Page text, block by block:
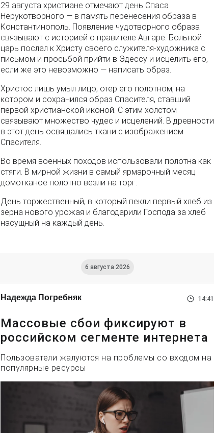
29 августа христиане отмечают день Спаса
Нерукотворного — в память перенесения образа в
Константинополь. Появление чудотворного образа
связывают с историей о правителе Авгаре. Больной
царь послал к Христу своего служителя-художника с
письмом и просьбой прийти в Эдессу и исцелить его,
если же это невозможно — написать образ.
Христос лишь умыл лицо, отер его полотном, на
котором и сохранился образ Спасителя, ставший
первой христианской иконой. С этим холстом
связывают множество чудес и исцелений. В древности
в этот день освящались ткани с изображением
Спасителя.
Во время военных походов использовали полотна как
стяги. В мирной жизни в самый ярмарочный месяц
домотканое полотно везли на торг.
День торжественный, в который пекли первый хлеб из
зерна нового урожая и благодарили Господа за хлеб
насущный на каждый день.
6 августа 2026
Надежда Погребняк 14:41
Массовые сбои фиксируют в
российском сегменте интернета
Пользователи жалуются на проблемы со входом на
популярные ресурсы